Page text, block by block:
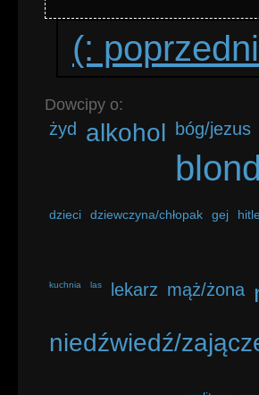
(:
Dowcipy o:
żyd alkohol bóg/jezus
dzieci dziewczyna/chłopak gej
kuchnia las lekarz mąż/żona
niedźwiedź/